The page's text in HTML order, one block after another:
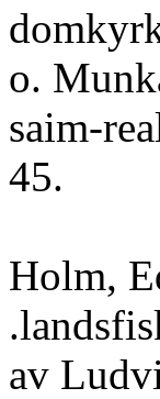
o.
saim-
45.
Holm,
av